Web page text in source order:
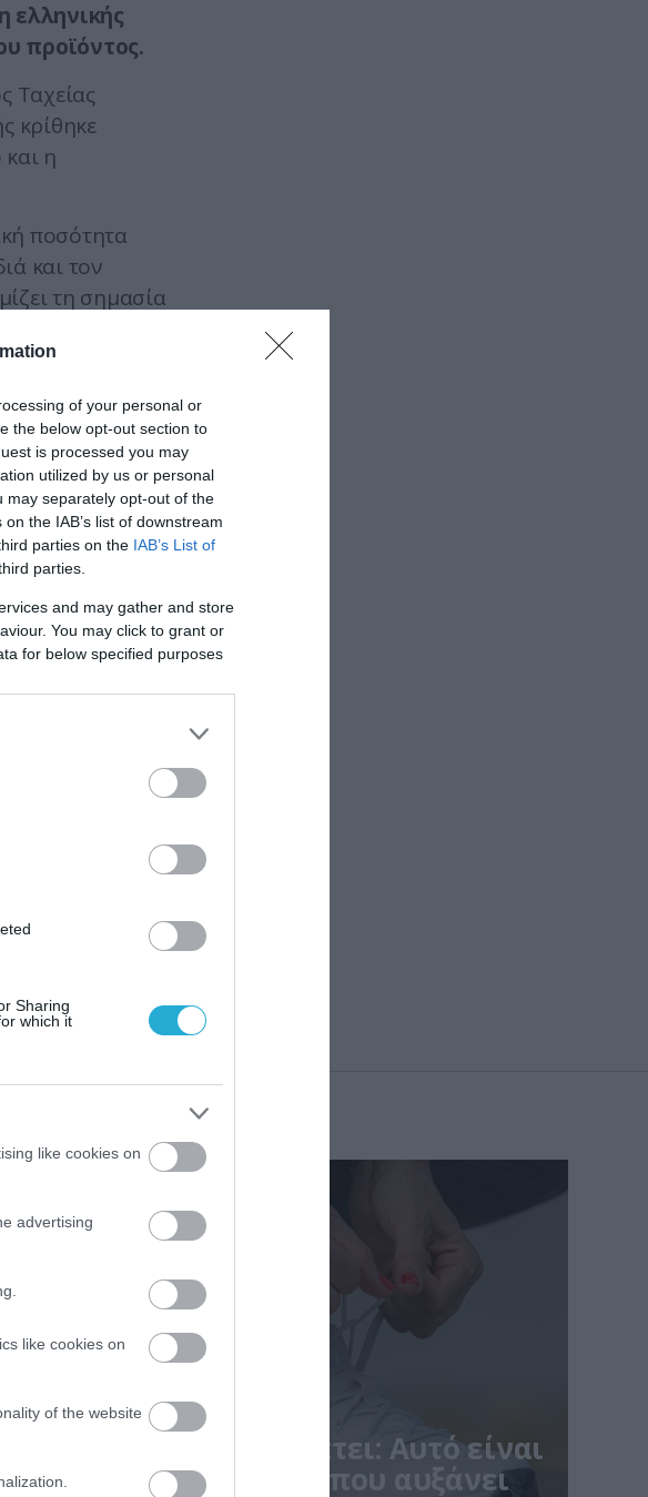
of your personal or
the below opt-out section to
is processed you may
utilized by us or personal
may separately opt-out of the
the IAB’s list of downstream
parties on the IAB’s List of
parties.
and may gather and store
You may click to grant or
for below specified purposes
Sharing
which it
like cookies on
advertising
like cookies on
of the website
ελληνικής
προϊόντος.
Ταχείας
κρίθηκε
η
ποσότητα
και τον
τη σημασία
τα
την
00:01
trainer αποκαλύπτει: Αυτό είναι
με τα παπούτσια που αυξάνει